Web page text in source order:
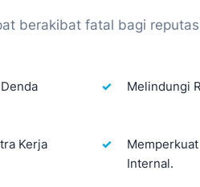
berakibat fatal bagi
Melindungi
Kerja
Internal.